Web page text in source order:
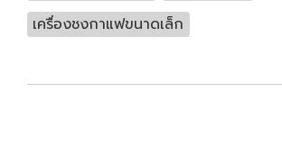
เครื่องชงกาแฟขนาดเล็ก